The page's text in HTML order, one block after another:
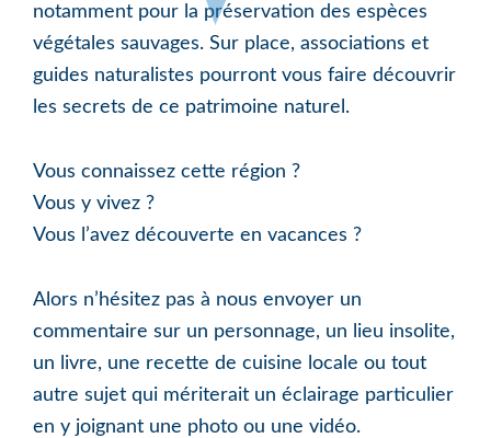
notamment pour la préservation des espèces
végétales sauvages. Sur place, associations et
guides naturalistes pourront vous faire découvrir
les secrets de ce patrimoine naturel.
Vous connaissez cette région ?
Vous y vivez ?
Vous l’avez découverte en vacances ?
Alors n’hésitez pas à nous envoyer un
commentaire sur un personnage, un lieu insolite,
un livre, une recette de cuisine locale ou tout
autre sujet qui mériterait un éclairage particulier
en y joignant une photo ou une vidéo.